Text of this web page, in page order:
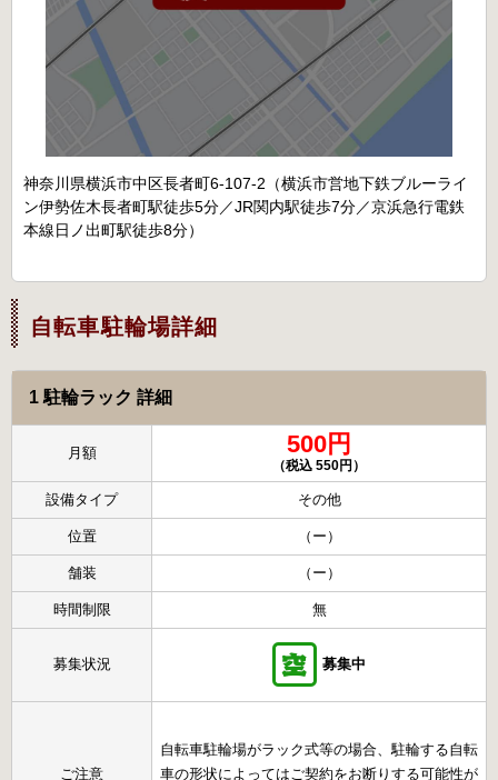
神奈川県横浜市中区長者町6-107-2（横浜市営地下鉄ブルーライ
ン伊勢佐木長者町駅徒歩5分／JR関内駅徒歩7分／京浜急行電鉄
本線日ノ出町駅徒歩8分）
自転車駐輪場詳細
1 駐輪ラック 詳細
月額 500円
（税込 550円）
設備タイプ その他
位置 （ー）
舗装 （ー）
時間制限 無
募集状況 募集中
ご注意
自転車駐輪場がラック式等の場合、駐輪する自転
車の形状によってはご契約をお断りする可能性が